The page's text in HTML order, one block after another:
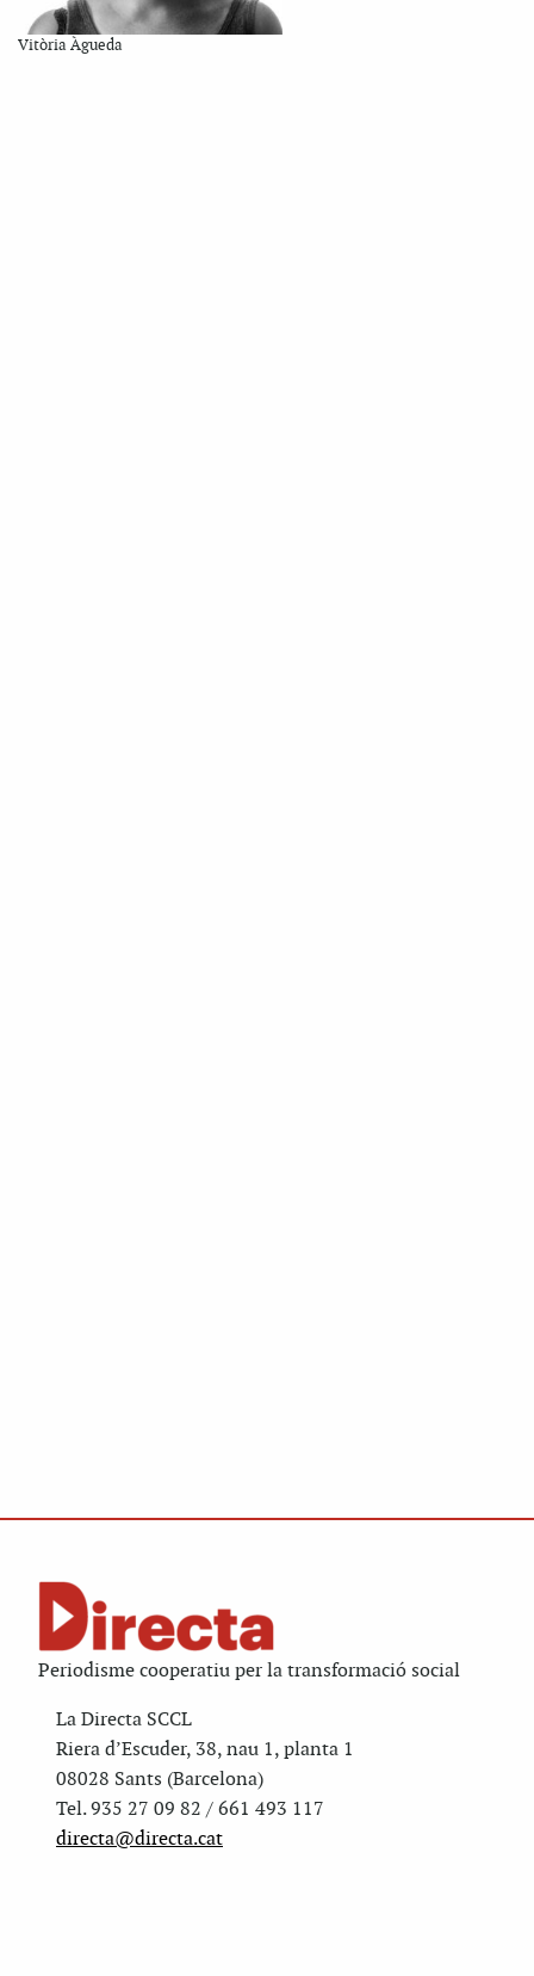
Vitòria Àgueda
Periodisme cooperatiu per la transformació social
La Directa SCCL
Riera d’Escuder, 38, nau 1, planta 1
08028 Sants (Barcelona)
Tel. 935 27 09 82 / 661 493 117
directa@directa.cat